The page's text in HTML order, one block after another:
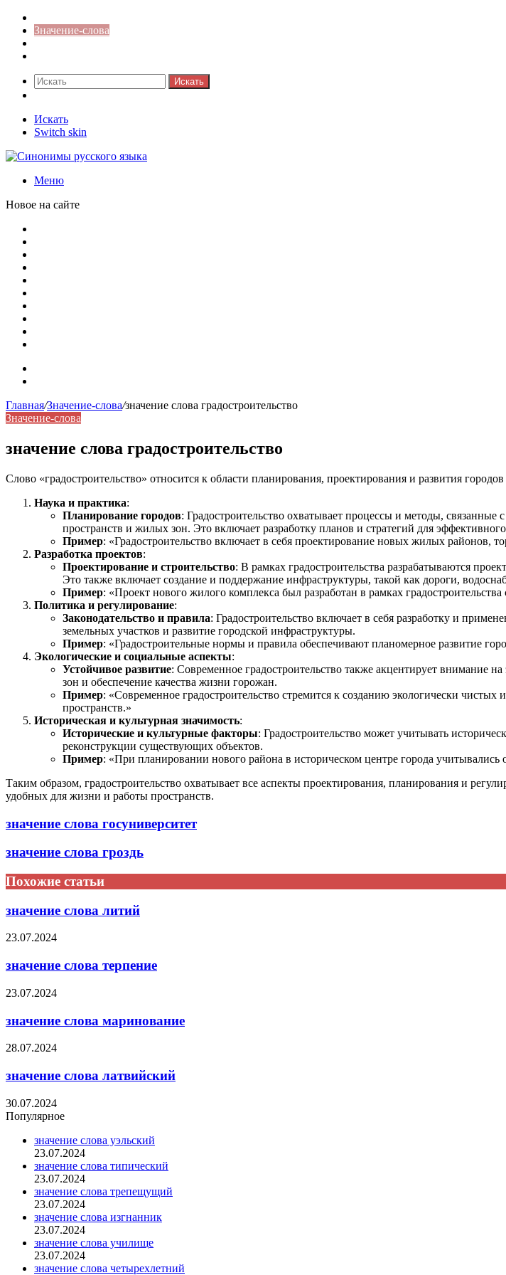
Значение-слова
Искать
Искать
Switch skin
Меню
Новое на сайте
Главная/Значение-слова/значение слова градостроительство
Значение-слова
значение слова градостроительство
Слово «градостроительство» относится к области планирования, проектирования и развития
Наука и практика:
Планирование городов: Градостроительство охватывает процессы и методы,
пространств и жилых зон. Это включает разработку планов и стратегий для
Пример: «Градостроительство включает в себя проектирование новых жилых районов,
Разработка проектов:
Проектирование и строительство: В рамках градостроительства разрабатываются
Это также включает создание и поддержание инфраструктуры, такой как дороги,
Пример: «Проект нового жилого комплекса был разработан в рамках
Политика и регулирование:
Законодательство и правила: Градостроительство включает в себя разработку и
земельных участков и развитие городской инфраструктуры.
Пример: «Градостроительные нормы и правила обеспечивают планомерное развитие
Экологические и социальные аспекты:
Устойчивое развитие: Современное градостроительство также акцентирует внимание
зон и обеспечение качества жизни горожан.
Пример: «Современное градостроительство стремится к созданию экологически
пространств.»
Историческая и культурная значимость:
Исторические и культурные факторы: Градостроительство может учитывать
реконструкции существующих объектов.
Пример: «При планировании нового района в историческом центре города учитывались
Таким образом, градостроительство охватывает все аспекты проектирования, планирования и
удобных для жизни и работы пространств.
значение слова госуниверситет
значение слова гроздь
Похожие статьи
значение слова литий
23.07.2024
значение слова терпение
23.07.2024
значение слова маринование
28.07.2024
значение слова латвийский
30.07.2024
Популярное
значение слова уэльский
23.07.2024
значение слова типический
23.07.2024
значение слова трепещущий
23.07.2024
значение слова изгнанник
23.07.2024
значение слова училище
23.07.2024
значение слова четырехлетний